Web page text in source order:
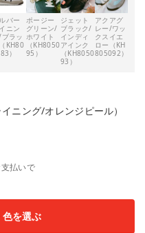
バー
ニン
ラッ
KH80
）
ポージー
グリーン/
ホワイト
（KH8050
95）
ジェット
ブラック/
インディ
アインク
（KH8050
93）
アクアグ
レー/ワッ
クスイエ
ロー（KH
805092）
ニング/オレンジピール）
払いで
を選ぶ